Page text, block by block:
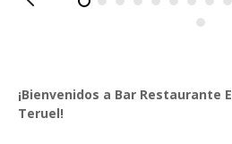
¡Bienvenidos a Bar Restaurante
Teruel!